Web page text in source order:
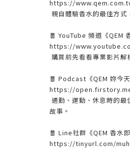
https://
親自體驗香水的最佳方式
🧧 YouTube 頻道《QEM
https://
購買前先看看專業影片解
🧧 Podcast《QEM 妳今
https://
通勤、運動、休息時的
故事。
🧧 Line社群《QEM 香水
https://tinyurl.com/